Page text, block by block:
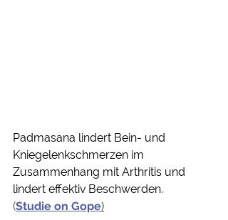
Padmasana lindert Bein- und
Kniegelenkschmerzen im
Zusammenhang mit Arthritis und
lindert effektiv Beschwerden.
(Studie on Gope)